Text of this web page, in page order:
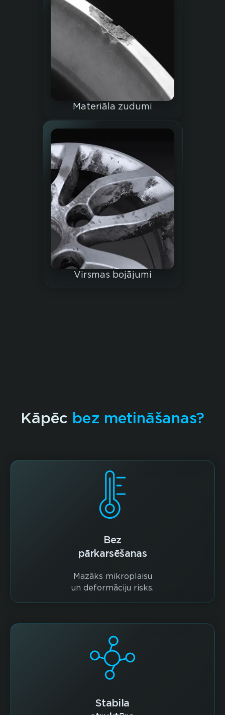
Materiāla zudumi
Virsmas bojājumi
Kāpēc bez metināšanas?
Bez
pārkarsēšanas
Mazāks mikroplaisu
un deformāciju risks.
Stabila